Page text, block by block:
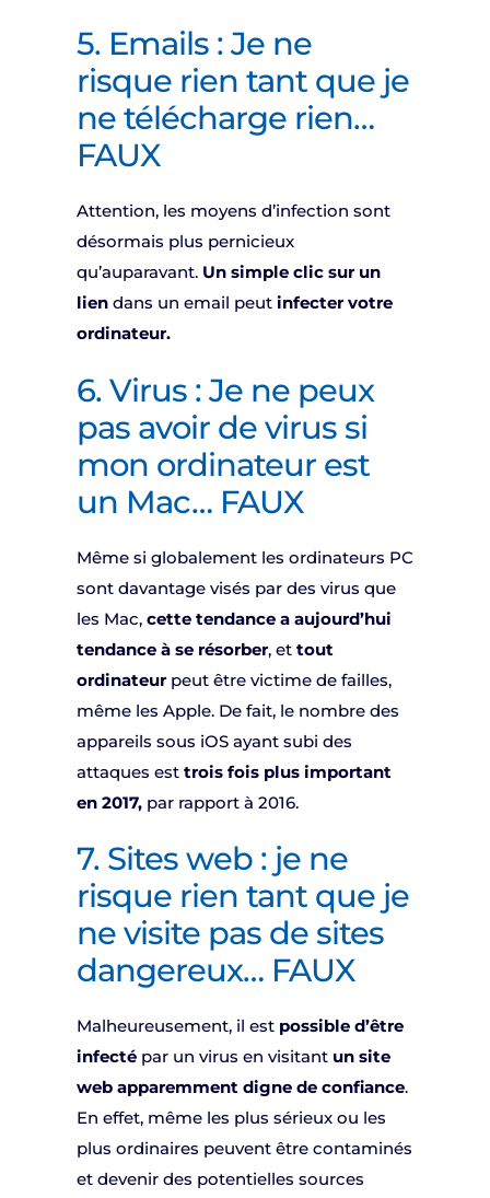
5. Emails : Je ne
risque rien tant que je
ne télécharge rien…
FAUX
Attention, les moyens d’infection sont
désormais plus pernicieux
qu’auparavant. Un simple clic sur un
liendans un email peut infecter votre
ordinateur.
6. Virus : Je ne peux
pas avoir de virus si
mon ordinateur est
un Mac… FAUX
Même si globalement les ordinateurs PC
sont davantage visés par des virus que
les Mac, cette tendance a aujourd’hui
tendance à se résorber, et tout
ordinateurpeut être victime de failles,
même les Apple. De fait, le nombre des
appareils sous iOS ayant subi des
attaques esttrois fois plus important
en 2017,par rapport à 2016.
7. Sites web : je ne
risque rien tant que je
ne visite pas de sites
dangereux… FAUX
Malheureusement, il est possible d’être
infectépar un virus en visitant un site
web apparemment digne de confiance.
En effet, même les plus sérieux ou les
plus ordinaires peuvent être contaminés
et devenir des potentielles sources